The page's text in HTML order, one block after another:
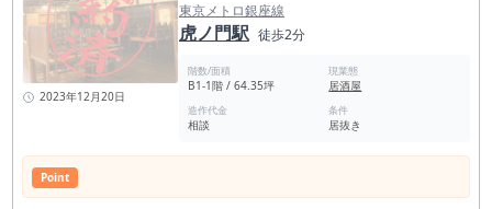
2023年12月20日
東京メトロ銀座線
虎ノ門駅 徒歩2分
階数/面積
B1-1階 / 64.35坪
現業態
居酒屋
造作代金
相談
条件
居抜き
Point